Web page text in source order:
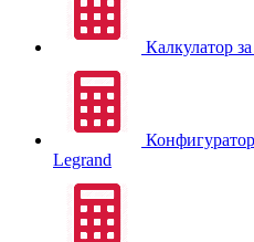
Калкулатор
Legrand